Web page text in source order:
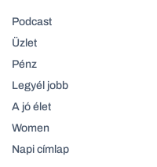
Podcast
Üzlet
Pénz
Legyél jobb
A jó élet
Women
Napi címlap